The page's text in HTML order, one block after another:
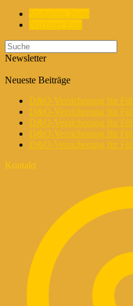
Newsletter
Neueste Beiträge
D&O-Versicherung für
D&O-Versicherung für
D&O-Versicherung für
D&O-Versicherung für
D&O-Versicherung für
Kontakt